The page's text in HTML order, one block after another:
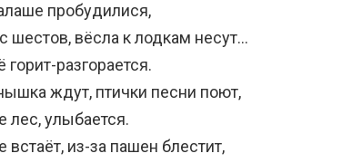
пробудилися,
шестов, вёсла к лодкам несут…
горит-разгорается.
ждут, птички песни поют,
лес, улыбается.
встаёт, из-за пашен блестит,